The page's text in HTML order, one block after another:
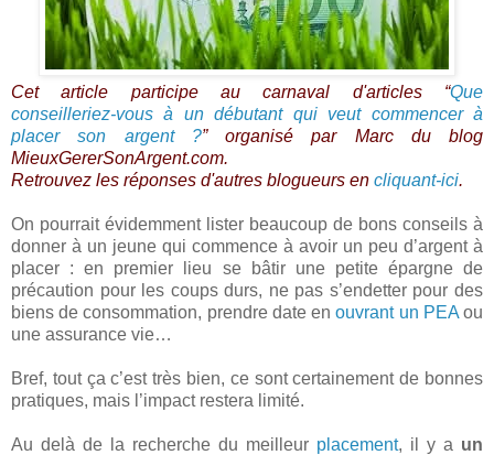
Cet article participe au carnaval d'articles “Que
conseilleriez-vous à un débutant qui veut commencer à
placer son argent ?” organisé par Marc du blog
MieuxGererSonArgent.com.
Retrouvez les réponses d'autres blogueurs en cliquant-ici.
On pourrait évidemment lister beaucoup de bons conseils à
donner à un jeune qui commence à avoir un peu d’argent à
placer : en premier lieu se bâtir une petite épargne de
précaution pour les coups durs, ne pas s’endetter pour des
biens de consommation, prendre date enouvrant un PEAou
une assurance vie…
Bref, tout ça c’est très bien, ce sont certainement de bonnes
pratiques, mais l’impact restera limité.
Au delà de la recherche du meilleur placement, il y a un